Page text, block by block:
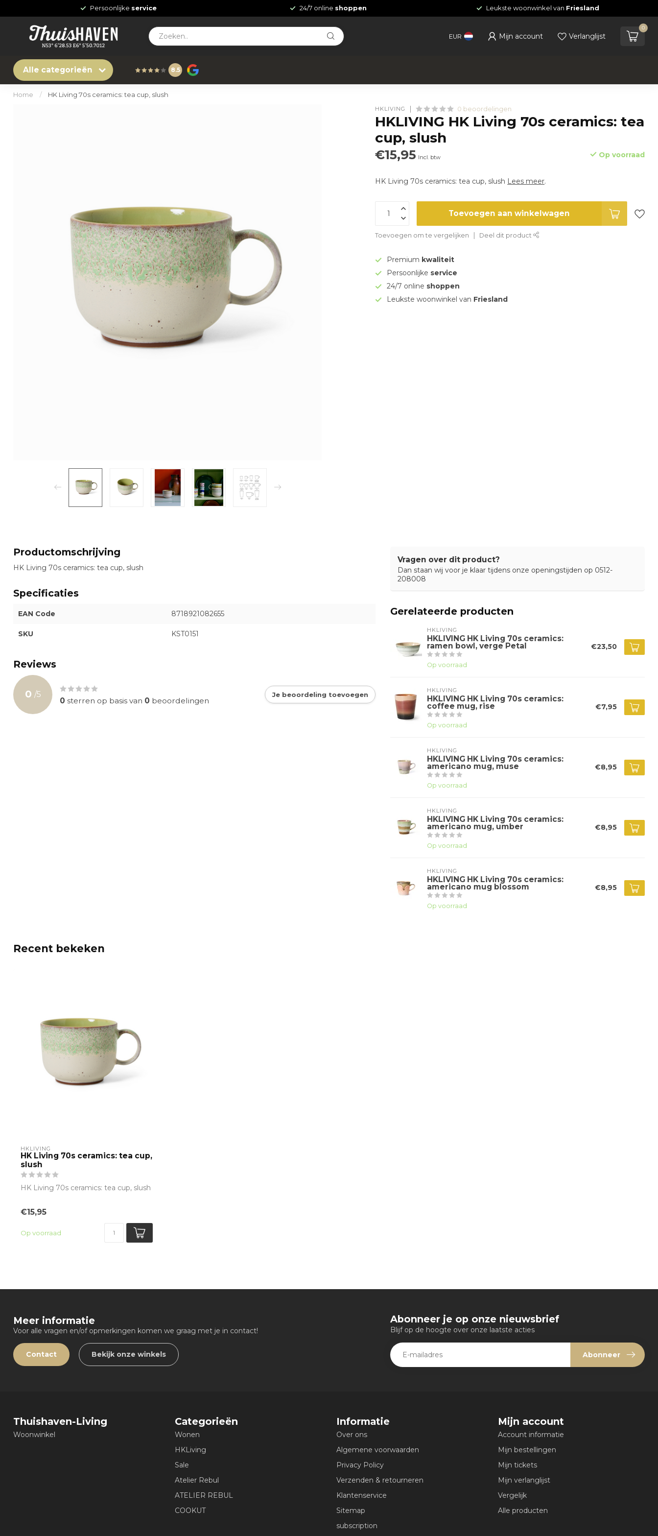
Persoonlijke service 24/7 online shoppen Leukste woonwinkel van Friesland
EUR Mijn account Verlanglijst
0
Alle categorieën 8.5
Home / HK Living 70s ceramics: tea cup, slush
HKLIVING 0 beoordelingen
HKLIVING HK Living 70s ceramics: tea
cup, slush
€15,95 Incl. btw Op voorraad
HK Living 70s ceramics: tea cup, slush Lees meer.
Toevoegen aan winkelwagen
Toevoegen om te vergelijken Deel dit product
Premium kwaliteit
Persoonlijke service
24/7 online shoppen
Leukste woonwinkel van Friesland
Productomschrijving
HK Living 70s ceramics: tea cup, slush
Specificaties
EAN Code 8718921082655
SKU KST0151
Reviews
0 /5
0 sterren op basis van 0 beoordelingen
Je beoordeling toevoegen
Vragen over dit product?
Dan staan wij voor je klaar tijdens onze openingstijden op 0512-
208008
Gerelateerde producten
HKLIVING
HKLIVING HK Living 70s ceramics:
ramen bowl, verge Petal
Op voorraad
€23,50
HKLIVING
HKLIVING HK Living 70s ceramics:
coffee mug, rise
Op voorraad
€7,95
HKLIVING
HKLIVING HK Living 70s ceramics:
americano mug, muse
Op voorraad
€8,95
HKLIVING
HKLIVING HK Living 70s ceramics:
americano mug, umber
Op voorraad
€8,95
HKLIVING
HKLIVING HK Living 70s ceramics:
americano mug blossom
Op voorraad
€8,95
Recent bekeken
HKLIVING
HK Living 70s ceramics: tea cup,
slush
HK Living 70s ceramics: tea cup, slush
€15,95
Op voorraad
Meer informatie
Voor alle vragen en/of opmerkingen komen we graag met je in contact!
Contact Bekijk onze winkels
Abonneer je op onze nieuwsbrief
Blijf op de hoogte over onze laatste acties
Abonneer
Thuishaven-Living
Woonwinkel
Categorieën
Wonen
HKLiving
Sale
Atelier Rebul
ATELIER REBUL
COOKUT
Informatie
Over ons
Algemene voorwaarden
Privacy Policy
Verzenden & retourneren
Klantenservice
Sitemap
subscription
Mijn account
Account informatie
Mijn bestellingen
Mijn tickets
Mijn verlanglijst
Vergelijk
Alle producten